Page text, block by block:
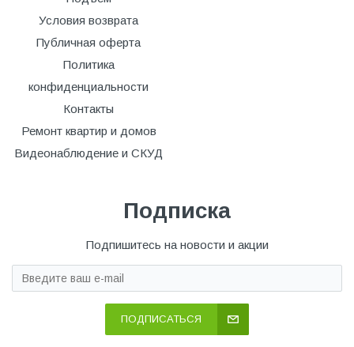
Условия возврата
Публичная оферта
Политика
конфиденциальности
Контакты
Ремонт квартир и домов
Видеонаблюдение и СКУД
Подписка
Подпишитесь на новости и акции
ПОДПИСАТЬСЯ